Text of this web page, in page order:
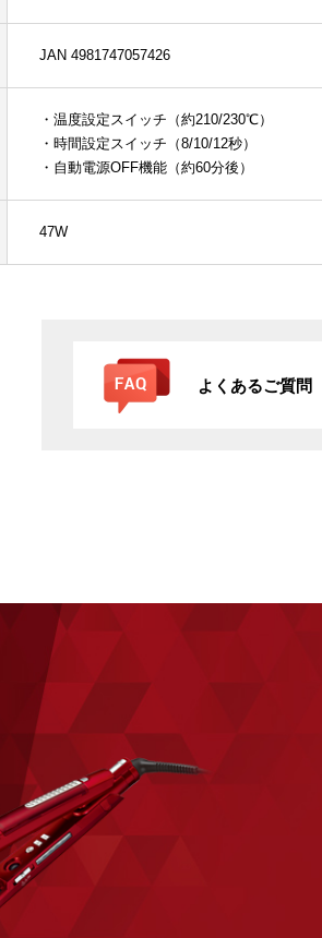
JAN 4981747057426
・温度設定スイッチ（約210/230℃）
・時間設定スイッチ（8/10/12秒）
・自動電源OFF機能（約60分後）
47W
よくあるご質問